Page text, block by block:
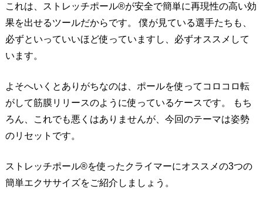
これは、ストレッチポール®が安全で簡単に再現性の高い効
果を出せるツールだからです。 僕が見ている選手たちも、
必ずといっていいほど使っていますし、必ずオススメして
います。
よそへいくとありがちなのは、ポールを使ってコロコロ転
がして筋膜リリースのように使っているケースです。 もち
ろん、これでも悪くはありませんが、今回のテーマは姿勢
のリセットです。
ストレッチポール®を使ったクライマーにオススメの3つの
簡単エクササイズをご紹介しましょう。